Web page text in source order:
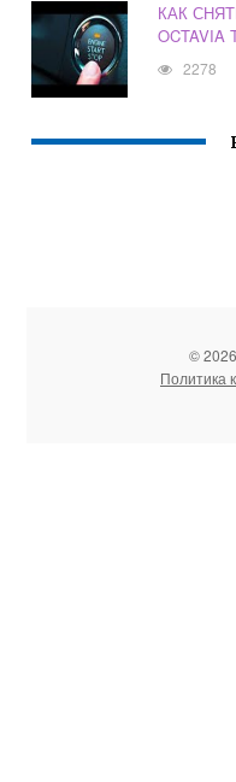
КАК
OCTAVIA
2278
©
Политика